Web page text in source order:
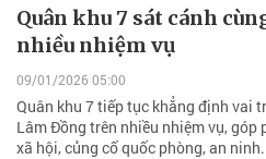
Quân khu 7 sát cánh
nhiều nhiệm vụ
09/01/2026 05:00
Quân khu 7 tiếp tục khẳng định vai
Lâm Đồng trên nhiều nhiệm vụ,
xã hội, củng cố quốc phòng, an ninh.